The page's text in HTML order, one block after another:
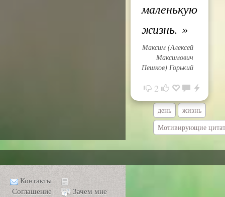
маленькую
жизнь. »
Максим (Алексей
Максимович
Пешков) Горький
2
день
жизнь
Мотивирующие
Контакты
Соглашение
Зачем мне